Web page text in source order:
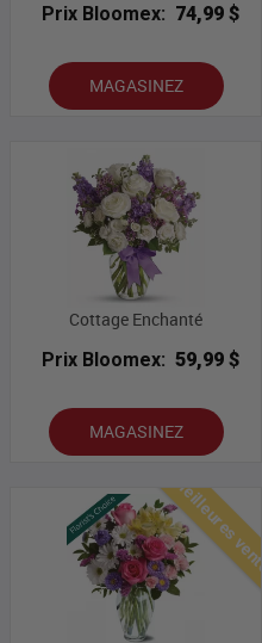
Prix Bloomex: 74,99 $
MAGASINEZ
Cottage Enchanté
Prix Bloomex: 59,99 $
MAGASINEZ
Meilleures ventes